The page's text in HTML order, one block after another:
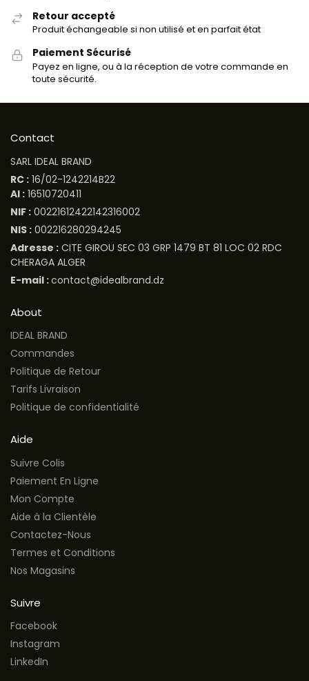
Retour accepté
Produit échangeable si non utilisé et en parfait état
Paiement Sécurisé
Payez en ligne, ou à la réception de votre commande en
toute sécurité.
Contact
SARL IDEAL BRAND
RC : 16/02-1242214B22
AI : 16510720411
NIF : 00221612422142316002
NIS : 002216280294245
Adresse : CITE GIROU SEC 03 GRP 1479 BT 81 LOC 02 RDC
CHERAGA ALGER
E-mail :contact@idealbrand.dz
About
IDEAL BRAND
Commandes
Politique de Retour
Tarifs Livraison
Politique de confidentialité
Aide
Suivre Colis
Paiement En Ligne
Mon Compte
Aide à la Clientèle
Contactez-Nous
Termes et Conditions
Nos Magasins
Suivre
Facebook
Instagram
LinkedIn